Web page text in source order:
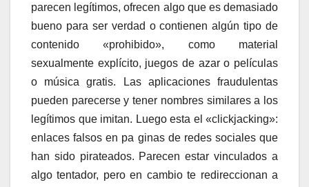
parecen legítimos, ofrecen algo que es demasiado
bueno para ser verdad o contienen algún tipo de
contenido «prohibido», como material
sexualmente explícito, juegos de azar o películas
o música gratis. Las aplicaciones fraudulentas
pueden parecerse y tener nombres similares a los
legítimos que imitan. Luego esta el «clickjacking»:
enlaces falsos en pa ginas de redes sociales que
han sido pirateados. Parecen estar vinculados a
algo tentador, pero en cambio te redireccionan a